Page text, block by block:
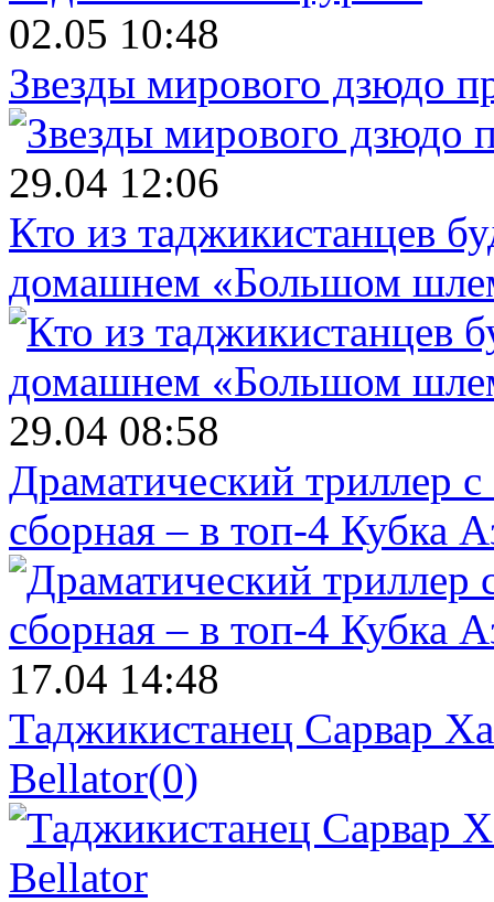
02.05 10:48
Звезды мирового дзюдо
29.04 12:06
Кто из таджикистанцев
домашнем «Большом
29.04 08:58
Драматический триллер
сборная – в топ-4 Кубка
17.04 14:48
Таджикистанец Сарвар
Bellator(0)